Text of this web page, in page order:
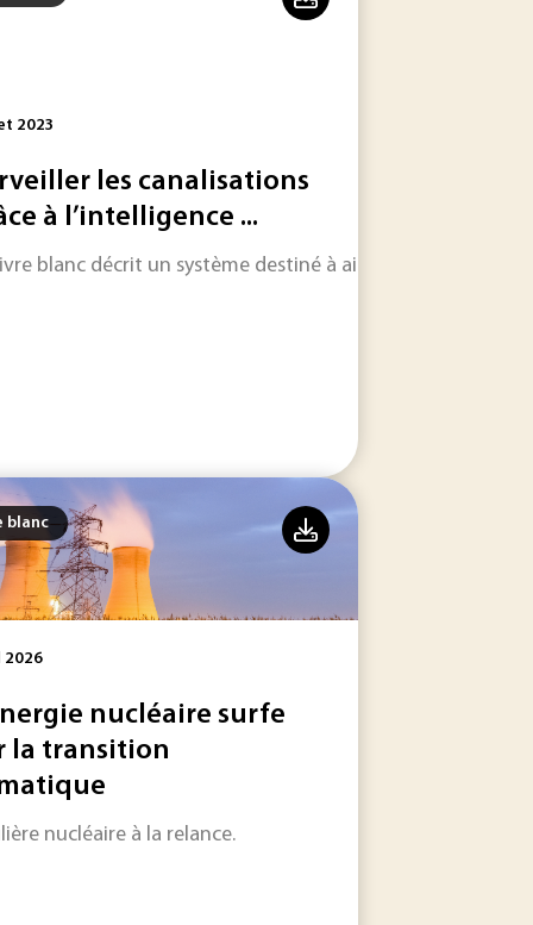
villes intelligentes.
2023
les canalisations
à l’intelligence ...
blanc décrit un système destiné à aider les
blanc
2026
nucléaire surfe
la transition
nucléaire à la relance.